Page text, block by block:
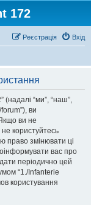
172
Вхід
Реєстрація
“ми”, “наш”,
ви
ви не
користуйтесь
право змінювати ці
вас про
періодично цей
“1./Infanterie
користування